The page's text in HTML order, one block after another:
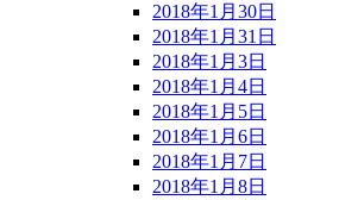
2018年1月30日
2018年1月31日
2018年1月3日
2018年1月4日
2018年1月5日
2018年1月6日
2018年1月7日
2018年1月8日